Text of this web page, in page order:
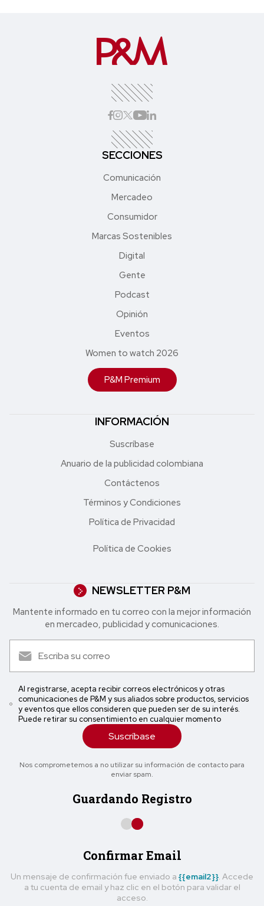
SECCIONES
Comunicación
Mercadeo
Consumidor
Marcas Sostenibles
Digital
Gente
Podcast
Opinión
Eventos
Women to watch 2026
P&M Premium
INFORMACIÓN
Suscríbase
Anuario de la publicidad colombiana
Contáctenos
Términos y Condiciones
Política de Privacidad
Política de Cookies
NEWSLETTER P&M
Mantente informado en tu correo con la mejor in formación
en mercadeo, publicidad y comunicaciones.
Al registrarse, acepta recibir correos electrónicos y otras
comunicaciones de P&M y sus aliados sobre productos, servicios
y eventos que ellos consideren que pueden ser de su interés.
Puede retirar su consentimiento en cualquier momento
Suscríbase
Nos comprometemos a no utilizar su información de contacto para
enviar spam.
Guardando Registro
Confirmar Email
Un mensaje de confirmación fue enviado a {{email2}} . Accede
a tu cuenta de email y haz clic en el botón para validar el
acceso.